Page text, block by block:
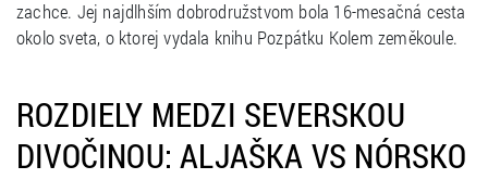
zachce. Jej najdlhším dobrodružstvom bola 16-mesačná cesta
okolo sveta, o ktorej vydala knihu Pozpátku Kolem zeměkoule.
ROZDIELY MEDZI SEVERSKOU
DIVOČINOU: ALJAŠKA VS NÓRSKO